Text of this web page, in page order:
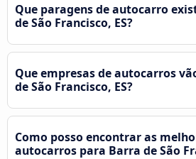
Que paragens de autocarro
de São Francisco, ES?
Que empresas de autocarros
de São Francisco, ES?
Como posso encontrar as
autocarros para Barra de São